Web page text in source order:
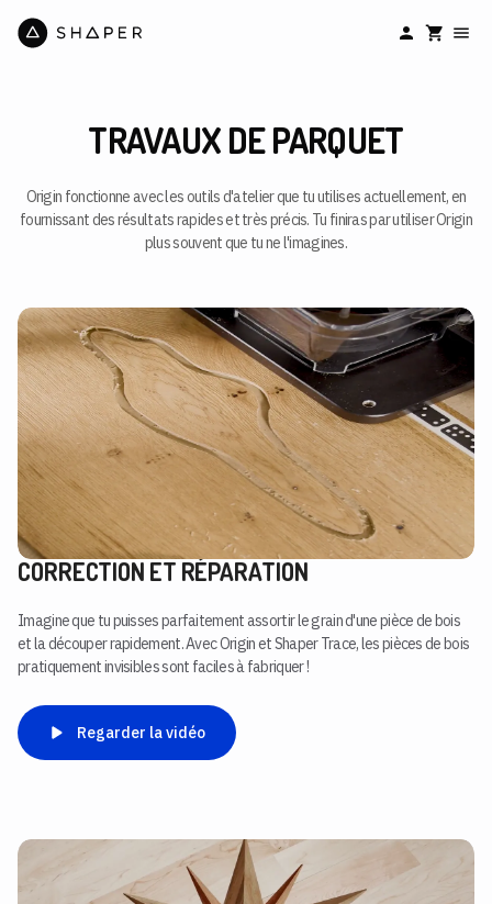
TRAVAUX DE PARQUET
Origin fonctionne avec les outils d'atelier que tu utilises actuellement, en
fournissant des résultats rapides et très précis. Tu finiras par utiliser Origin
plus souvent que tu ne l'imagines.
CORRECTION ET RÉPARATION
Imagine que tu puisses parfaitement assortir le grain d'une pièce de bois
et la découper rapidement. Avec Origin et Shaper Trace, les pièces de bois
pratiquement invisibles sont faciles à fabriquer !
Regarder la vidéo